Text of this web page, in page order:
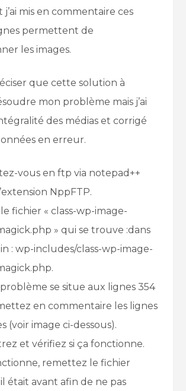
mis en commentaire ces
permettent de
les images.
que cette solution à
mon problème mais j’ai
des médias et corrigé
en erreur.
vous en ftp via notepad++
NppFTP.
fichier « class-wp-image-
» qui se trouve :dans
: wp-includes/class-wp-image-
se situe aux lignes 354
en commentaire les lignes
(voir image ci-dessous).
et vérifiez si ça fonctionne.
remettez le fichier
était avant afin de ne pas